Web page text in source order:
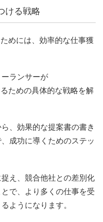
ける戦略
めには、効率的な仕事獲
ランサーが
ための具体的な戦略を解
、効果的な提案書の書き
成功に導くためのステッ
え、競合他社との差別化
で、より多くの仕事を受
ようになります。